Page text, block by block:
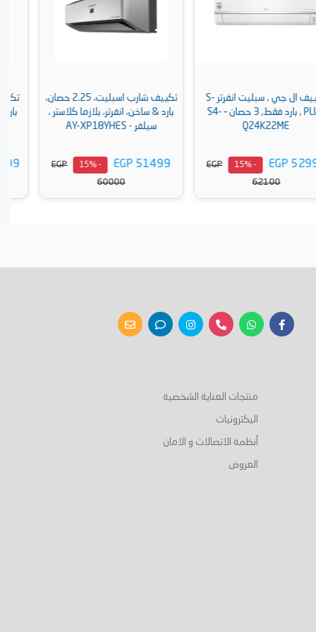
تكييف شارب اسبليت، 2.25 حصان،
بارد & ساخن، انفرتر، بلازما كلاستر ،
سيلفر - AY-XP18YHES
EGP 51499
- 15%
تكييف كاريير فري ستاند، 5 حصان
بارد و ساخن - 53QFJT36N-708
EGP 130999
- 15%
EGP
153999
منتجات العناية الشخصية
اليكترونيات
أنظمة الاتصالات و الامان
العروض